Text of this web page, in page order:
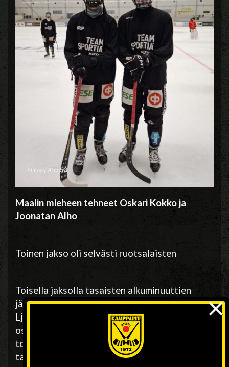
Maalin mieheen tehneet Oskari Kokko ja
Joonatan Alho
Toinen jakso oli selvästi ruotsalaisten
Toisella jaksolla tasaisten alkuminuuttien
jälkeen noin 60 peliminuutin jälkeen karkasi
Ljusdal. Ruotsalaisten luistin liikkui ja syötöt
osuivat hyvin kohdalleen. Ljusdal tehtaili
toisella jaksolla peräti 8 osumaa lyöden
taululle tylyt 11-2 loppunumerot.
×